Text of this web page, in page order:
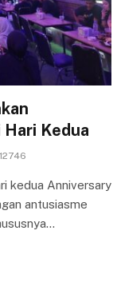
Hari Kedua
12746
kedua Anniversary
antusiasme